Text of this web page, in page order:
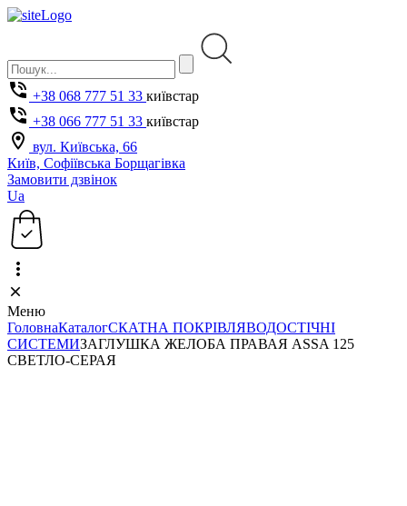
+38 068 777 51 33 київстар
+38 066 777 51 33 київстар
вул. Київська, 66
Київ, Софіївська Борщагівка
Замовити дзвінок
Ua
Меню
ГоловнаКаталогСКАТНА ПОКРІВЛЯВОДОСТІЧНІ
СИСТЕМИЗАГЛУШКА ЖЕЛОБА ПРАВАЯ ASSA 125
СВЕТЛО-СЕРАЯ